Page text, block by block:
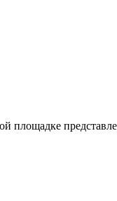
площадке